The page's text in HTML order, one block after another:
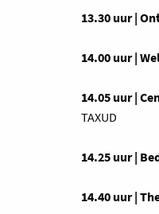
13.30 uur |
14.00 uur |
14.05 uur |
TAXUD
14.25 uur |
14.40 uur |